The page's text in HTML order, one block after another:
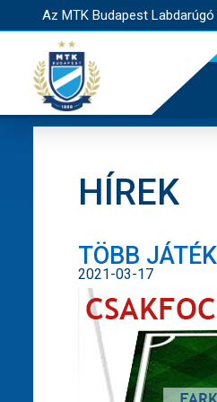
Az MTK Budapest
HÍREK
TÖBB
2021-03-17